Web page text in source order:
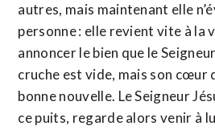
autres, mais maintenant elle
personne : elle revient vite à la
annoncer le bien que le
cruche est vide, mais son cœur
bonne nouvelle. Le Seigneur
ce puits, regarde alors venir à